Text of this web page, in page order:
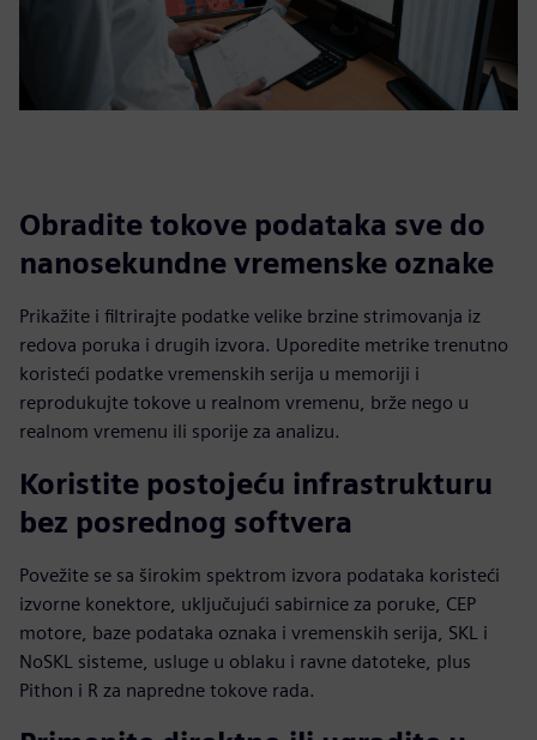
Obradite tokove podataka sve do
nanosekundne vremenske oznake
Prikažite i filtrirajte podatke velike brzine strimovanja iz
redova poruka i drugih izvora. Uporedite metrike trenutno
koristeći podatke vremenskih serija u memoriji i
reprodukujte tokove u realnom vremenu, brže nego u
realnom vremenu ili sporije za analizu.
Koristite postojeću infrastrukturu
bez posrednog softvera
Povežite se sa širokim spektrom izvora podataka koristeći
izvorne konektore, uključujući sabirnice za poruke, CEP
motore, baze podataka oznaka i vremenskih serija, SKL i
NoSKL sisteme, usluge u oblaku i ravne datoteke, plus
Pithon i R za napredne tokove rada.